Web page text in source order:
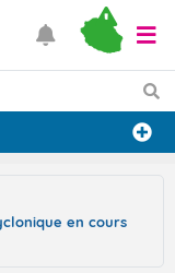
en cours